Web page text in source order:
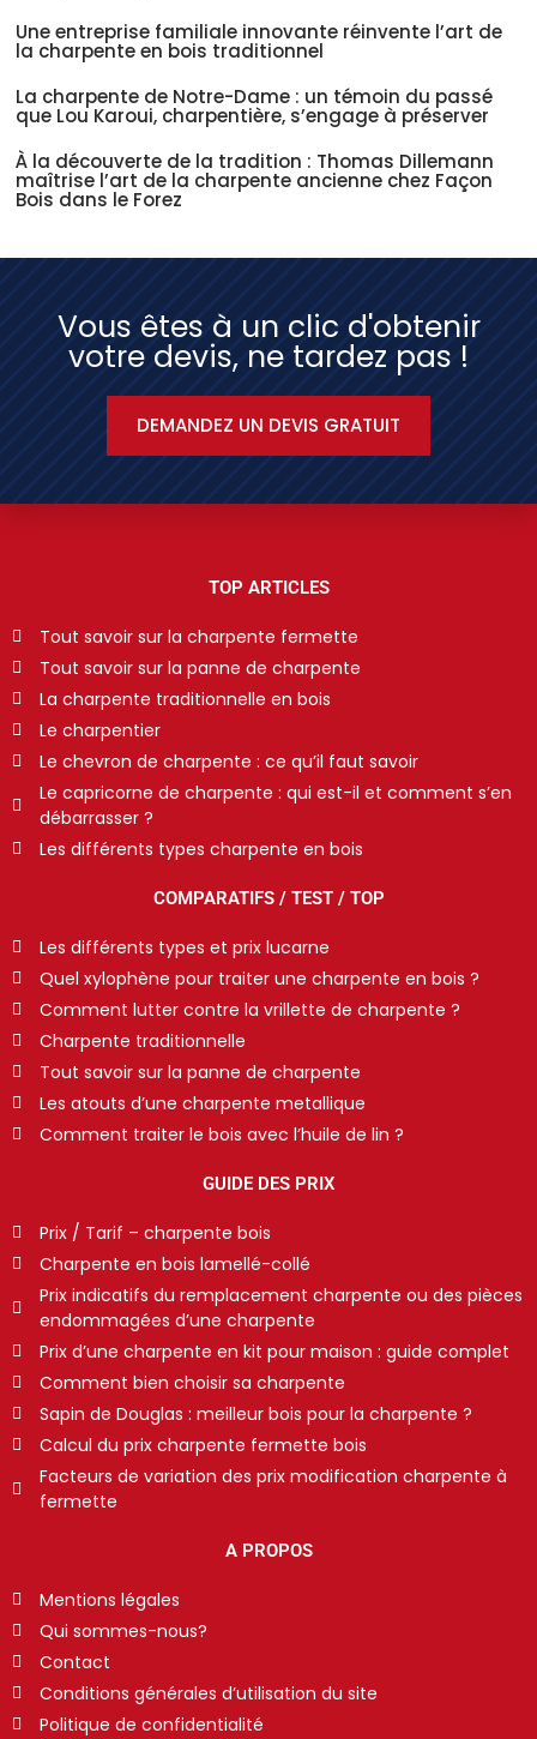
Une entreprise familiale innovante réinvente l’art de
la charpente en bois traditionnel
La charpente de Notre-Dame : un témoin du passé
que Lou Karoui, charpentière, s’engage à préserver
À la découverte de la tradition : Thomas Dillemann
maîtrise l’art de la charpente ancienne chez Façon
Bois dans le Forez
Vous êtes à un clic d'obtenir
votre devis, ne tardez pas !
DEMANDEZ UN DEVIS GRATUIT
TOP ARTICLES
Tout savoir sur la charpente fermette
Tout savoir sur la panne de charpente
La charpente traditionnelle en bois
Le charpentier
Le chevron de charpente : ce qu’il faut savoir
Le capricorne de charpente : qui est-il et comment s’en
débarrasser ?
Les différents types charpente en bois
COMPARATIFS / TEST / TOP
Les différents types et prix lucarne
Quel xylophène pour traiter une charpente en bois ?
Comment lutter contre la vrillette de charpente ?
Charpente traditionnelle
Tout savoir sur la panne de charpente
Les atouts d’une charpente metallique
Comment traiter le bois avec l’huile de lin ?
GUIDE DES PRIX
Prix / Tarif – charpente bois
Charpente en bois lamellé-collé
Prix indicatifs du remplacement charpente ou des pièces
endommagées d’une charpente
Prix d’une charpente en kit pour maison : guide complet
Comment bien choisir sa charpente
Sapin de Douglas : meilleur bois pour la charpente ?
Calcul du prix charpente fermette bois
Facteurs de variation des prix modification charpente à
fermette
A PROPOS
Mentions légales
Qui sommes-nous?
Contact
Conditions générales d’utilisation du site
Politique de confidentialité